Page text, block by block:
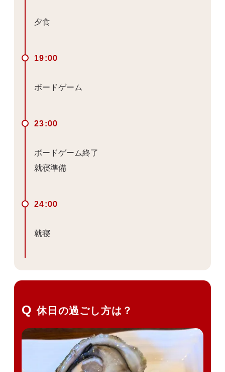
夕食
19:00
ボードゲーム
23:00
ボードゲーム終了
就寝準備
24:00
就寝
休日の過ごし方は？